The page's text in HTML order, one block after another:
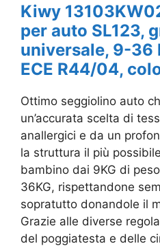
Kiwy
per auto SL123,
universale, 9-36
ECE R44/04,
Ottimo seggiolino auto
un’accurata scelta di
anallergici e da un
la struttura il più
bambino dai 9KG di
36KG, rispettandone
sopratutto donandole il
Grazie alle diverse
del poggiatesta e delle